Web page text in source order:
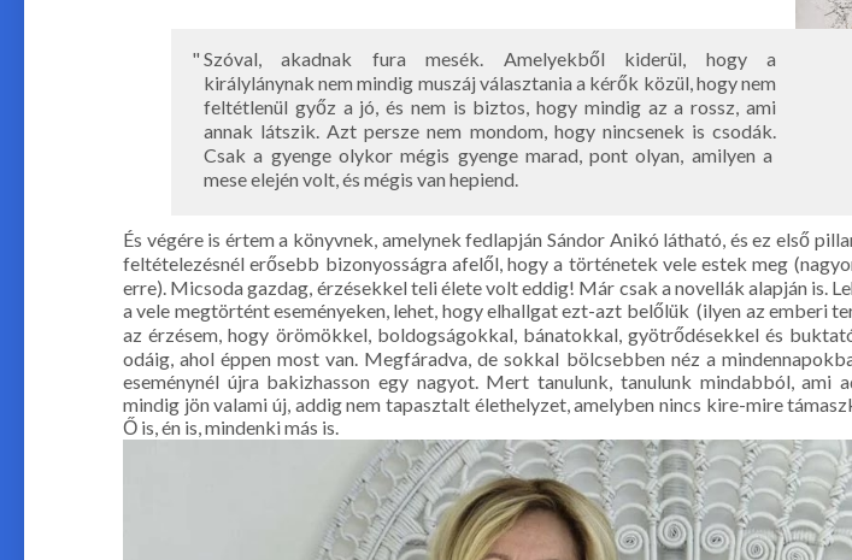
Szóval, akadnak fura mesék. Amelyekből kiderül, hogy a
királylánynak nem mindig muszáj választania a kérők közül, hogy nem
feltétlenül győz a jó, és nem is biztos, hogy mindig az a rossz, ami
annak látszik. Azt persze nem mondom, hogy nincsenek is csodák.
Csak a gyenge olykor mégis gyenge marad, pont olyan, amilyen a
mese elején volt, és mégis van hepiend.
És végére is értem a könyvnek, amelynek fedlapján Sándor Anikó látható, és ez első
feltételezésnél erősebb bizonyosságra afelől, hogy a történetek vele estek meg
erre). Micsoda gazdag, érzésekkel teli élete volt eddig! Már csak a novellák alapján is.
a vele megtörtént eseményeken, lehet, hogy elhallgat ezt-azt belőlük (ilyen az emberi
az érzésem, hogy örömökkel, boldogságokkal, bánatokkal, gyötrődésekkel és
odáig, ahol éppen most van. Megfáradva, de sokkal bölcsebben néz a
eseménynél újra bakizhasson egy nagyot. Mert tanulunk, tanulunk mindabból, ami
mindig jön valami új, addig nem tapasztalt élethelyzet, amelyben nincs kire-mire
Ő is, én is, mindenki más is.